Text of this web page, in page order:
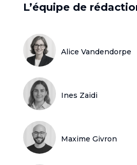
L’équipe de
Alice Vandendorpe
Ines Zaidi
Maxime Givron